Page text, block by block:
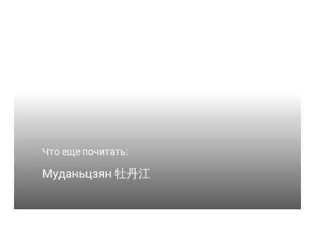
Что еще почитать:
Муданьцзян 牡丹江